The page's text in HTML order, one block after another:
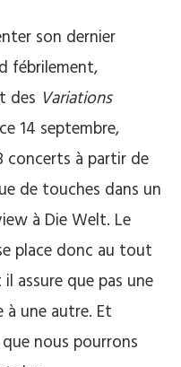
son dernier
fébrilement,
des Variations
14 septembre,
concerts à partir de
de touches dans un
à Die Welt. Le
place donc au tout
assure que pas une
une autre. Et
nous pourrons